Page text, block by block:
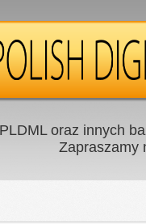
oraz innych
Zapraszamy